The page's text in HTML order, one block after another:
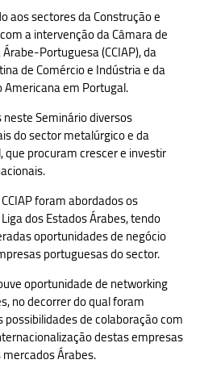
aos sectores da Construção e
a intervenção da Câmara de
Portuguesa (CCIAP), da
de Comércio e Indústria e da
Americana em Portugal.
Seminário diversos
do sector metalúrgico e da
procuram crescer e investir
foram abordados os
dos Estados Árabes, tendo
oportunidades de negócio
portuguesas do sector.
oportunidade de networking
no decorrer do qual foram
de colaboração com
destas empresas
Árabes.